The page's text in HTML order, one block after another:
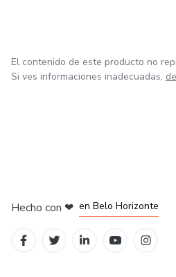
El contenido de este producto no
Si ves informaciones inadecuadas,
Hecho con ❤ en Belo Horizonte